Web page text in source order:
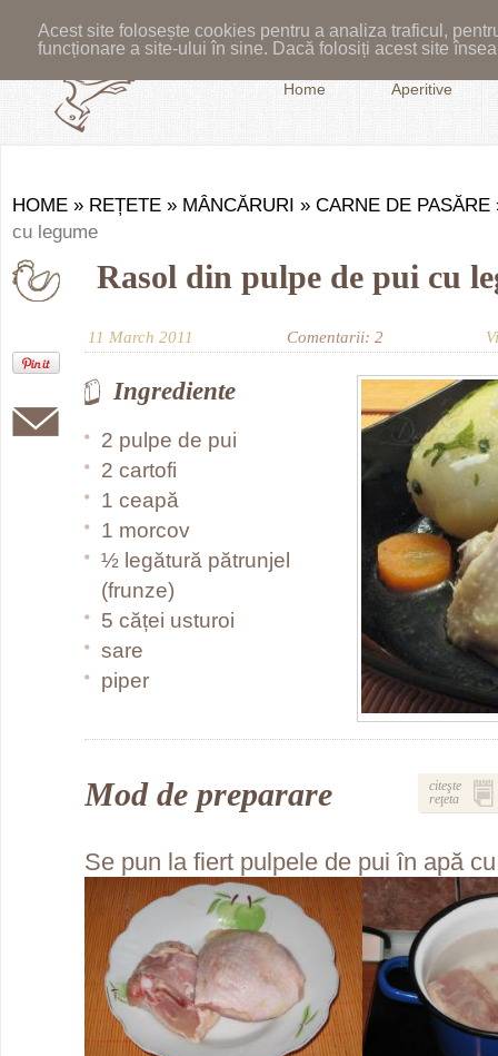
Acest site folosește cookies pentru a analiza traficul,
funcționare a site-ului în sine. Dacă folosiți acest site
Home Aperitive
HOME » REȚETE » MÂNCĂRURI » CARNE DE PASĂRE
cu legume
Rasol din pulpe de pui cu
11 March 2011 Comentarii: 2
Ingrediente
2 pulpe de pui
2 cartofi
1 ceapă
1 morcov
½ legătură pătrunjel
(frunze)
5 căței usturoi
sare
piper
Mod de preparare
citeşte
reţeta
Se pun la fiert pulpele de pui în apă